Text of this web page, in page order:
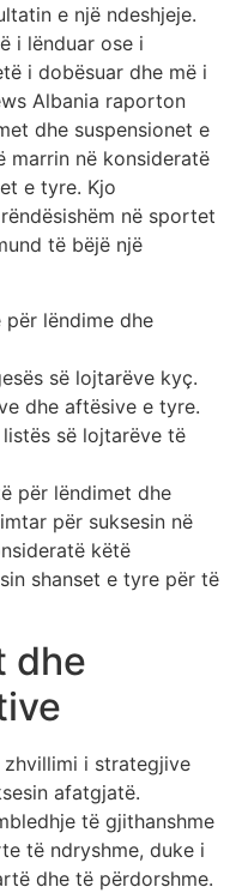
e një ndeshjeje.
i lënduar ose i
i dobësuar dhe më i
Albania raporton
dhe suspensionet e
marrin në konsideratë
e tyre. Kjo
në sportet
të bëjë një
lëndime dhe
së lojtarëve kyç.
dhe aftësive e tyre.
së lojtarëve të
për lëndimet dhe
për suksesin në
këtë
shanset e tyre për të
dhe
i strategjive
afatgjatë.
të gjithanshme
të ndryshme, duke i
dhe të përdorshme.